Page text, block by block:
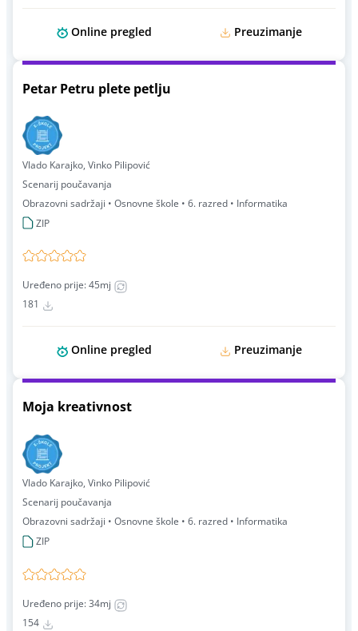
Online pregled Preuzimanje
Petar Petru plete petlju
Vlado Karajko, Vinko Pilipović
Scenarij poučavanja
Obrazovni sadržaji • Osnovne škole • 6. razred • Informatika
ZIP
Uređeno prije: 45mj
181
Online pregled Preuzimanje
Moja kreativnost
Vlado Karajko, Vinko Pilipović
Scenarij poučavanja
Obrazovni sadržaji • Osnovne škole • 6. razred • Informatika
ZIP
Uređeno prije: 34mj
154